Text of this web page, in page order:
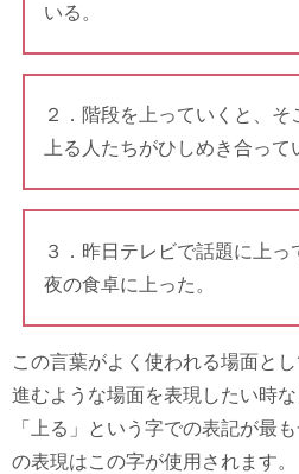
いる。
２．階段を上っていくと、そ
上る人たちがひしめき合って
３．昨日テレビで話題に上
夜の食卓に上った。
この言葉がよく使われる場面と
進むような場面を表現したい時
「上る」という字での表記が最
の表現はこの字が使用されます。